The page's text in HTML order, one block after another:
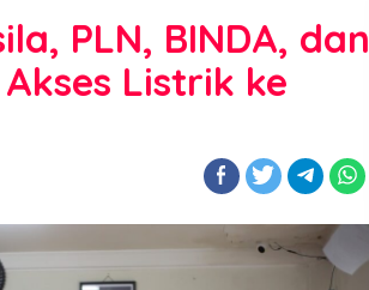
PLN, BINDA, dan
Listrik ke